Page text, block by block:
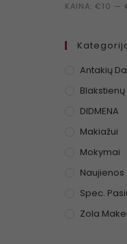
KAINA: €10 —
Antakių
DIDMENA
Makiažui
Mokymai
Naujienos
Spec.
Zola